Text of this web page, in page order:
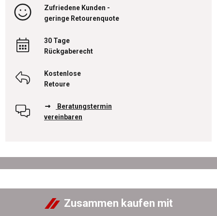
Zufriedene Kunden -
geringe Retourenquote
30 Tage
Rückgaberecht
Kostenlose
Retoure
Beratungstermin
vereinbaren
Zusammen kaufen mit